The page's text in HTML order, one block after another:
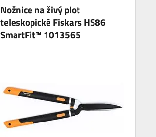
Nožnice na živý plot
teleskopické Fiskars HS86
SmartFit™ 1013565